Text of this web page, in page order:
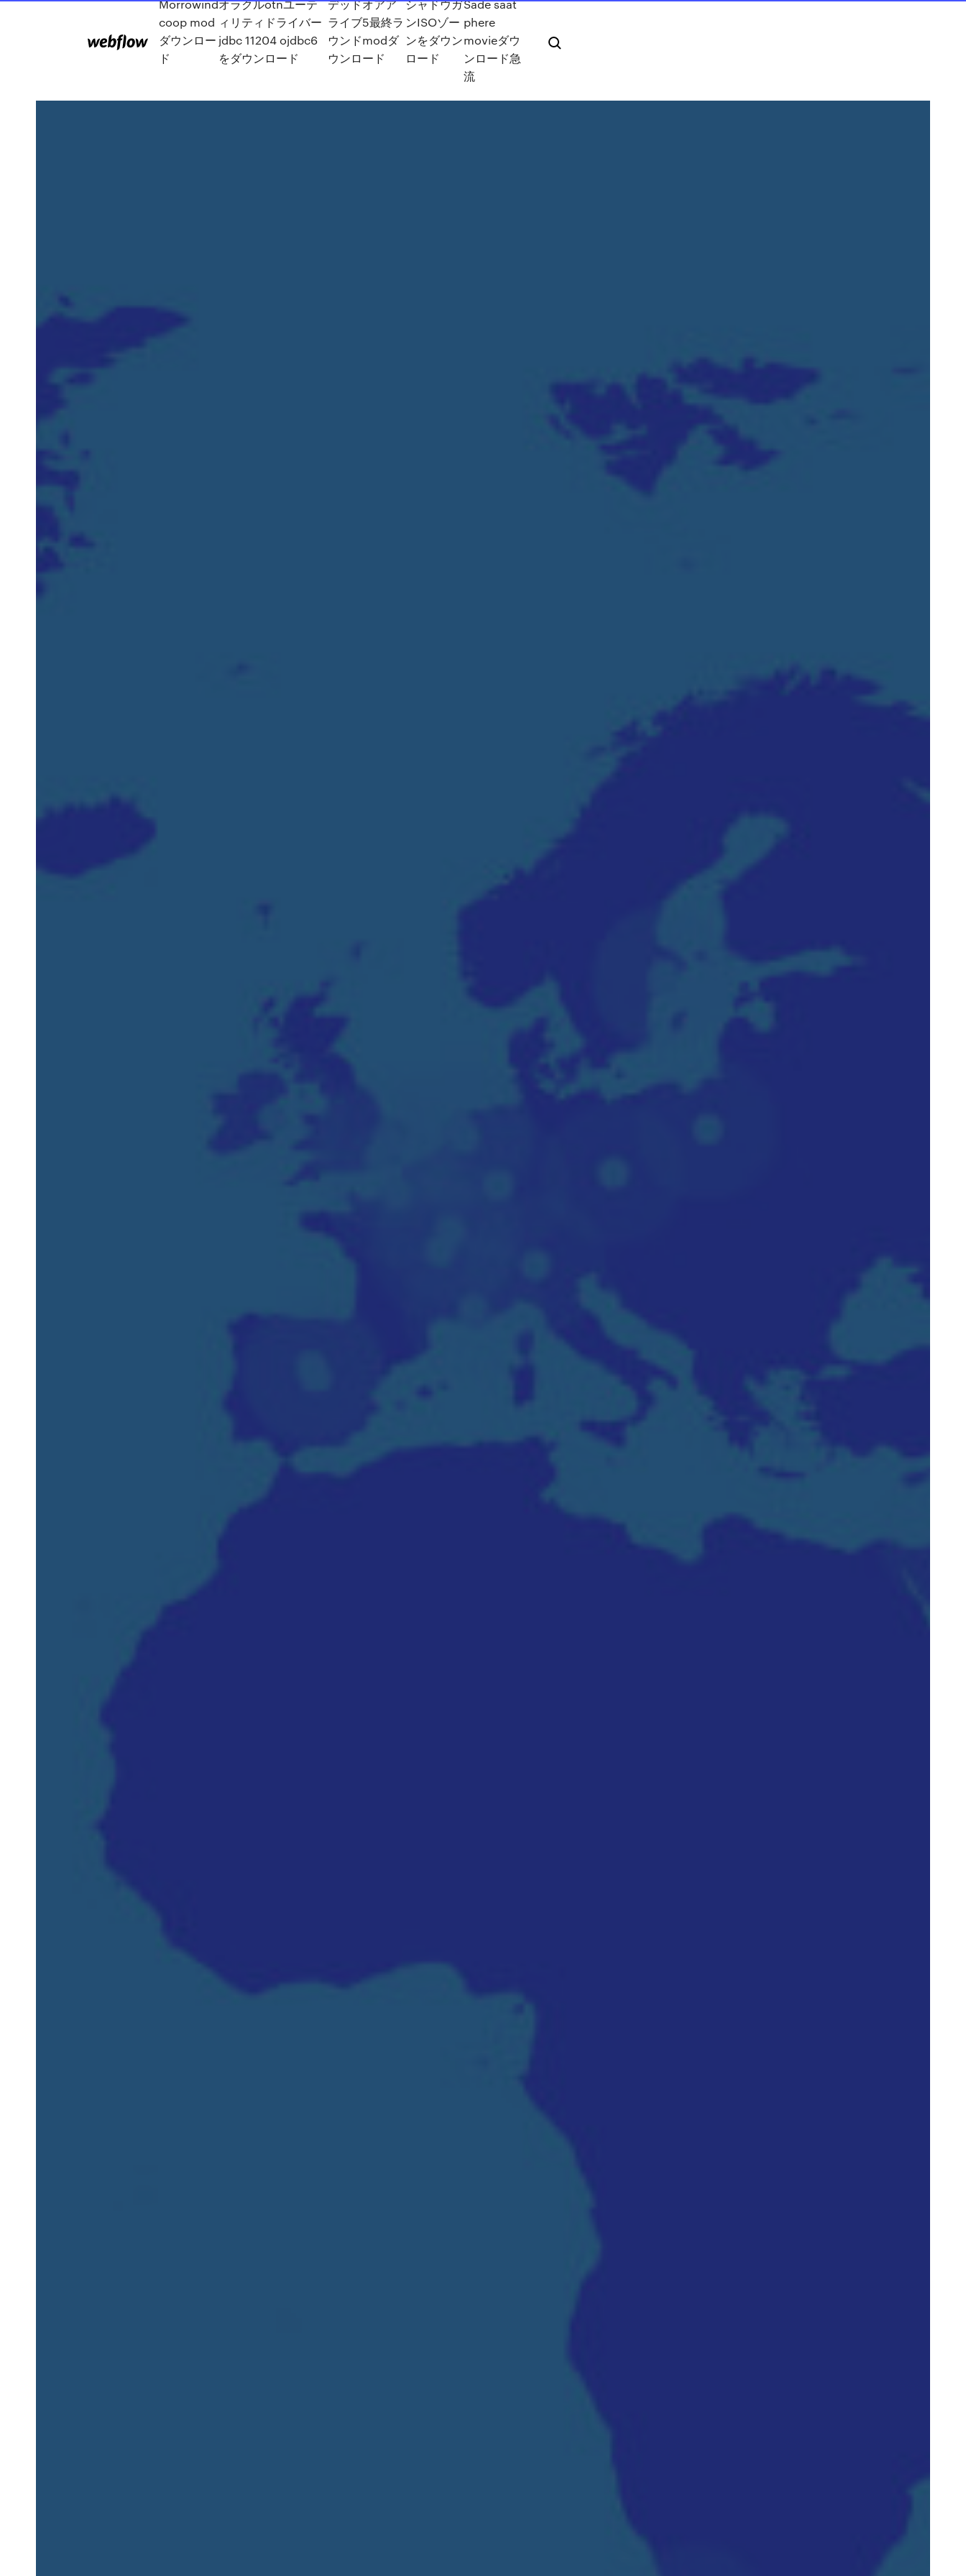
Morrowind
coop mod
ダウンロー
ド
オラクルotnユーテ
ィリティドライバー
jdbc 11204 ojdbc6
をダウンロード
デッドオアア
ライブ5最終ラ
ウンドmodダ
ウンロード
シャドウガ
ンISOゾー
ンをダウン
ロード
Sade saat
phere
movieダウ
ンロード急
流